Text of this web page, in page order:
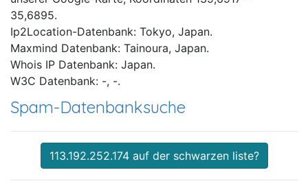
35,6895.
Ip2Location-Datenbank: Tokyo, Japan.
Maxmind Datenbank: Tainoura, Japan.
Whois IP Datenbank: Japan.
W3C Datenbank: -, -.
Spam-Datenbanksuche
113.192.252.174 auf der schwarzen liste?